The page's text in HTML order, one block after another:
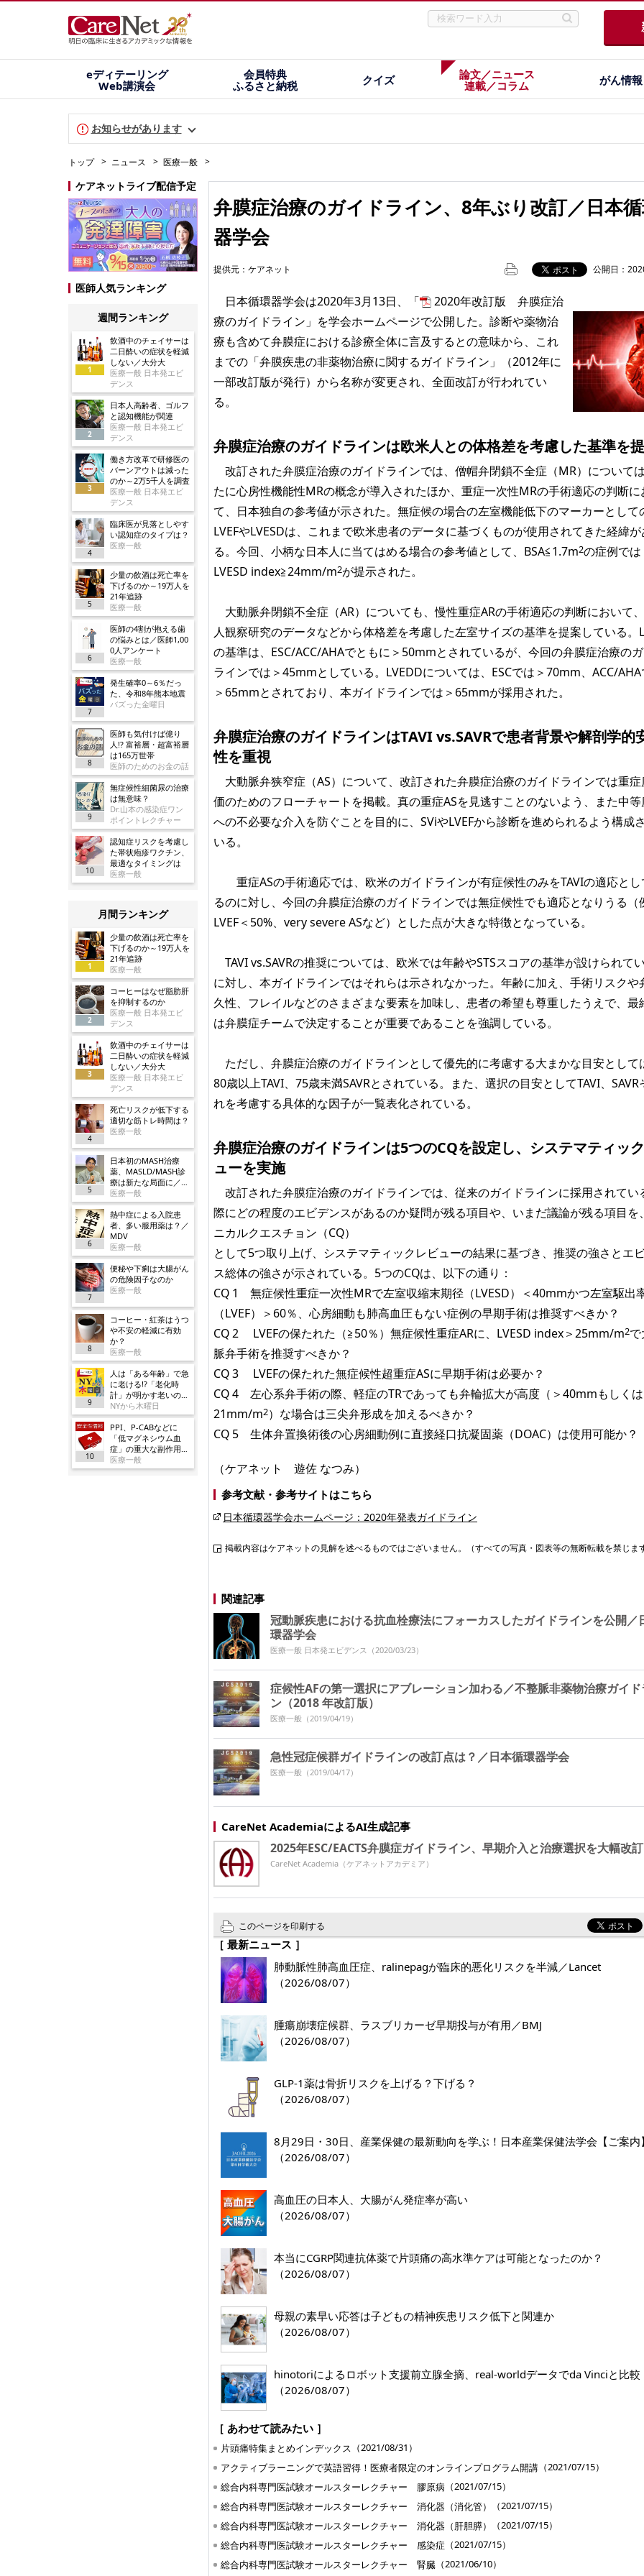
eディテーリング
Web講演会
会員特典
ふるさと納税
クイズ
論文／ニュース
連載／コラム
がん情報
お知らせがあります
トップ ニュース 医療一般
ケアネットライブ配信予定
医師人気ランキング
週間ランキング
1
飲酒中のチェイサーは
二日酔いの症状を軽減
しない／大分大
医療一般 日本発エビ
デンス
2
日本人高齢者、ゴルフ
と認知機能が関連
医療一般 日本発エビ
デンス
3
働き方改革で研修医の
バーンアウトは減った
のか～2万5千人を調査
医療一般 日本発エビ
デンス
4
臨床医が見落としやす
い認知症のタイプは？
医療一般
5
少量の飲酒は死亡率を
下げるのか～19万人を
21年追跡
医療一般
6
医師の4割が抱える歯
の悩みとは／医師1,00
0人アンケート
医療一般
7
発生確率0～6％だっ
た、令和8年熊本地震
バズった金曜日
8
医師も気付けば億り
人!? 富裕層・超富裕層
は165万世帯
医師のためのお金の話
9
無症候性細菌尿の治療
は無意味？
Dr.山本の感染症ワン
ポイントレクチャー
10
認知症リスクを考慮し
た帯状疱疹ワクチン、
最適なタイミングは
医療一般
月間ランキング
1
少量の飲酒は死亡率を
下げるのか～19万人を
21年追跡
医療一般
2
コーヒーはなぜ脂肪肝
を抑制するのか
医療一般 日本発エビ
デンス
3
飲酒中のチェイサーは
二日酔いの症状を軽減
しない／大分大
医療一般 日本発エビ
デンス
4
死亡リスクが低下する
適切な筋トレ時間は？
医療一般
5
日本初のMASH治療
薬、MASLD/MASH診
療は新たな局面に／ノ
ボ
医療一般
6
熱中症による入院患
者、多い服用薬は？／
MDV
医療一般
7
便秘や下痢は大腸がん
の危険因子なのか
医療一般
8
コーヒー・紅茶はうつ
や不安の軽減に有効
か？
医療一般
9
人は「ある年齢」で急
に老ける!?「老化時
計」が明かす老いの正
体
NYから木曜日
10
PPI、P-CABなどに
「低マグネシウム血
症」の重大な副作用追
加／厚労省
医療一般
弁膜症治療のガイドライン、8年ぶり改訂／日本
器学会
提供元： ケアネット 公開日：
日本循環器学会は2020年3月13日、「
2020年改訂版 弁膜症治
療のガイドライン 」を学会ホームページで公開した。診断や薬物治
療も含めて弁膜症における診療全体に言及するとの意味から、これ
までの「弁膜疾患の非薬物治療に関するガイドライン」（2012年に
一部改訂版が発行）から名称が変更され、全面改訂が行われてい
る。
弁膜症治療のガイドラインは欧米人との体格差を考慮した基準を
改訂された弁膜症治療のガイドラインでは、僧帽弁閉鎖不全症（MR）について
たに心房性機能性MRの概念が導入されたほか、重症一次性MRの手術適応の判断に
て、日本独自の参考値が示された。無症候の場合の左室機能低下のマーカーとして
LVEFやLVESDは、これまで欧米患者のデータに基づくものが使用されてきた経緯が
る。今回、小柄な日本人に当てはめる場合の参考値として、BSA≦1.7m2の症例では
LVESD index≧24mm/m2が提示された。
大動脈弁閉鎖不全症（AR）についても、慢性重症ARの手術適応の判断において
人観察研究のデータなどから体格差を考慮した左室サイズの基準を提案している。
の基準は、ESC/ACC/AHAでともに＞50mmとされているが、今回の弁膜症治療の
ラインでは＞45mmとしている。LVEDDについては、ESCでは＞70mm、ACC/AHA
＞65mmとされており、本ガイドラインでは＞65mmが採用された。
弁膜症治療のガイドラインはTAVI vs.SAVRで患者背景や解剖学的
性を重視
大動脈弁狭窄症（AS）について、改訂された弁膜症治療のガイドラインでは重
価のためのフローチャートを掲載。真の重症ASを見逃すことのないよう、また中等
への不必要な介入を防ぐことを目的に、SViやLVEFから診断を進められるよう構成
いる。
重症ASの手術適応では、欧米のガイドラインが有症候性のみをTAVIの適応とし
るのに対し、今回の弁膜症治療のガイドラインでは無症候性でも適応となりうる（
LVEF＜50%、very severe ASなど）とした点が大きな特徴となっている。
TAVI vs.SAVRの推奨については、欧米では年齢やSTSスコアの基準が設けられて
に対し、本ガイドラインではそれらは示されなかった。年齢に加え、手術リスクや
久性、フレイルなどのさまざまな要素を加味し、患者の希望も尊重したうえで、最
は弁膜症チームで決定することが重要であることを強調している。
ただし、弁膜症治療のガイドラインとして優先的に考慮する大まかな目安として
80歳以上TAVI、75歳未満SAVRとされている。また、選択の目安としてTAVI、SAVR
れを考慮する具体的な因子が一覧表化されている。
弁膜症治療のガイドラインは5つのCQを設定し、システマティッ
ューを実施
改訂された弁膜症治療のガイドラインでは、従来のガイドラインに採用されてい
際にどの程度のエビデンスがあるのか疑問が残る項目や、いまだ議論が残る項目を
ニカルクエスチョン（CQ）
として5つ取り上げ、システマティックレビューの結果に基づき、推奨の強さとエ
ス総体の強さが示されている。5つのCQは、以下の通り：
CQ 1 無症候性重症一次性MRで左室収縮末期径（LVESD）＜40mmかつ左室駆出
（LVEF）＞60％、心房細動も肺高血圧もない症例の早期手術は推奨すべきか？
CQ 2 LVEFの保たれた（≧50％）無症候性重症ARに、LVESD index＞25mm/m2
脈弁手術を推奨すべきか？
CQ 3 LVEFの保たれた無症候性超重症ASに早期手術は必要か？
CQ 4 左心系弁手術の際、軽症のTRであっても弁輪拡大が高度（＞40mmもしくは
21mm/m2）な場合は三尖弁形成を加えるべきか？
CQ 5 生体弁置換術後の心房細動例に直接経口抗凝固薬（DOAC）は使用可能か？
（ケアネット 遊佐 なつみ）
参考文献・参考サイトはこちら
日本循環器学会ホームページ：2020年発表ガイドライン
掲載内容はケアネットの見解を述べるものではございません。（すべての写真・図表等の無断転載を禁じま
関連記事
冠動脈疾患における抗血栓療法にフォーカスしたガイドラインを公開／
環器学会
医療一般 日本発エビデンス （2020/03/23）
症候性AFの第一選択にアブレーション加わる／不整脈非薬物治療ガイド
ン（2018 年改訂版）
医療一般 （2019/04/19）
急性冠症候群ガイドラインの改訂点は？／日本循環器学会
医療一般 （2019/04/17）
CareNet AcademiaによるAI生成記事
2025年ESC/EACTS弁膜症ガイドライン、早期介入と治療選択を大幅改訂
CareNet Academia（ケアネットアカデミア）
このページを印刷する
［ 最新ニュース ］
肺動脈性肺高血圧症、ralinepagが臨床的悪化リスクを半減／Lancet
（2026/08/07）
腫瘍崩壊症候群、ラスブリカーゼ早期投与が有用／BMJ
（2026/08/07）
GLP-1薬は骨折リスクを上げる？下げる？
（2026/08/07）
8月29日・30日、産業保健の最新動向を学ぶ！日本産業保健法学会【ご案内】
（2026/08/07）
高血圧の日本人、大腸がん発症率が高い
（2026/08/07）
本当にCGRP関連抗体薬で片頭痛の高水準ケアは可能となったのか？
（2026/08/07）
母親の素早い応答は子どもの精神疾患リスク低下と関連か
（2026/08/07）
hinotoriによるロボット支援前立腺全摘、real-worldデータでda Vinciと比較
（2026/08/07）
［ あわせて読みたい ］
片頭痛特集まとめインデックス （2021/08/31）
アクティブラーニングで英語習得！医療者限定のオンラインプログラム開講 （2021/07/15）
総合内科専門医試験オールスターレクチャー 膠原病 （2021/07/15）
総合内科専門医試験オールスターレクチャー 消化器（消化管）
（2021/07/15）
総合内科専門医試験オールスターレクチャー 消化器（肝胆膵）
（2021/07/15）
総合内科専門医試験オールスターレクチャー 感染症 （2021/07/15）
総合内科専門医試験オールスターレクチャー 腎臓 （2021/06/10）